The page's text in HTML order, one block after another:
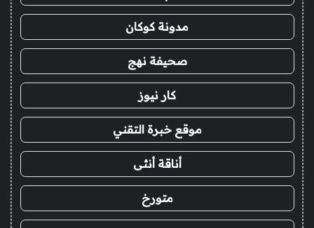
مدونة كوكان
صحيفة نهج
كار نيوز
موقع خبرة التقني
أناقة أنثى
متورخ